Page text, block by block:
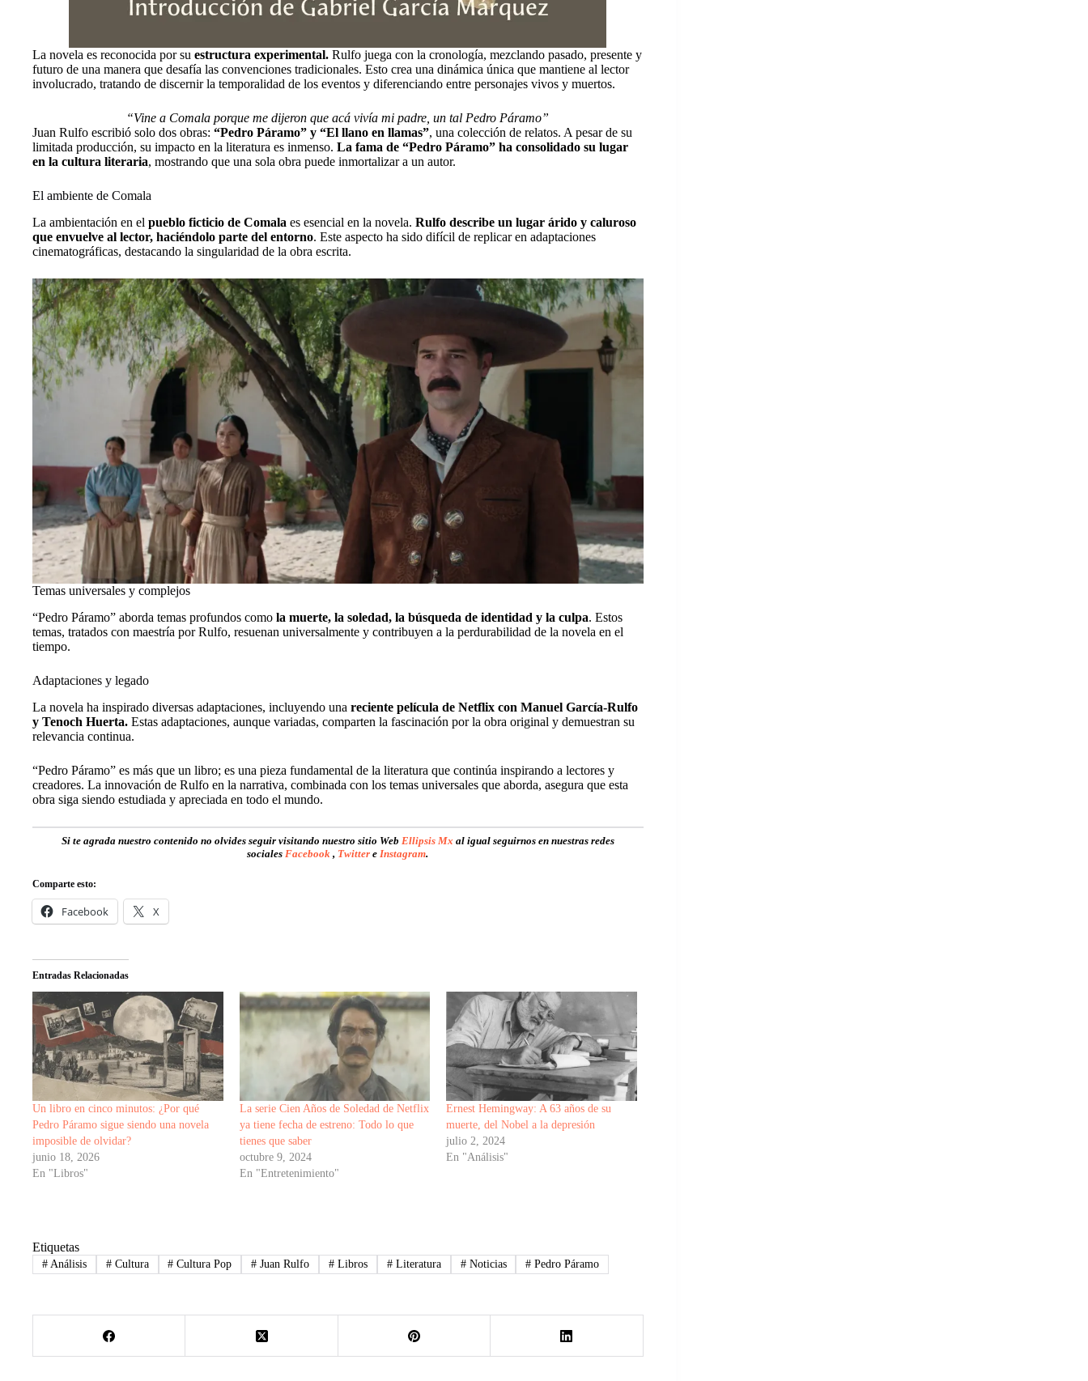
La novela es reconocida por su estructura experimental. Rulfo juega con la cronología, mezclando pasado, presente y
futuro de una manera que desafía las convenciones tradicionales. Esto crea una dinámica única que mantiene al lector
involucrado, tratando de discernir la temporalidad de los eventos y diferenciando entre personajes vivos y muertos.
“Vine a Comala porque me dijeron que acá vivía mi padre, un tal Pedro Páramo”
Juan Rulfo escribió solo dos obras: “Pedro Páramo” y “El llano en llamas”, una colección de relatos. A pesar de su
limitada producción, su impacto en la literatura es inmenso. La fama de “Pedro Páramo” ha consolidado su lugar
en la cultura literaria, mostrando que una sola obra puede inmortalizar a un autor.
El ambiente de Comala
La ambientación en el pueblo ficticio de Comala es esencial en la novela. Rulfo describe un lugar árido y caluroso
que envuelve al lector, haciéndolo parte del entorno. Este aspecto ha sido difícil de replicar en adaptaciones
cinematográficas, destacando la singularidad de la obra escrita.
Temas universales y complejos
“Pedro Páramo” aborda temas profundos como la muerte, la soledad, la búsqueda de identidad y la culpa. Estos
temas, tratados con maestría por Rulfo, resuenan universalmente y contribuyen a la perdurabilidad de la novela en el
tiempo.
Adaptaciones y legado
La novela ha inspirado diversas adaptaciones, incluyendo una reciente película de Netflix con Manuel García-Rulfo
y Tenoch Huerta. Estas adaptaciones, aunque variadas, comparten la fascinación por la obra original y demuestran su
relevancia continua.
“Pedro Páramo” es más que un libro; es una pieza fundamental de la literatura que continúa inspirando a lectores y
creadores. La innovación de Rulfo en la narrativa, combinada con los temas universales que aborda, asegura que esta
obra siga siendo estudiada y apreciada en todo el mundo.
Si te agrada nuestro contenido no olvides seguir visitando nuestro sitio Web Ellipsis Mx al igual seguirnos en nuestras redes
sociales Facebook , Twitter e Instagram.
Comparte esto:
Facebook X
Entradas Relacionadas
Un libro en cinco minutos: ¿Por qué
Pedro Páramo sigue siendo una novela
imposible de olvidar?
junio 18, 2026
En "Libros"
La serie Cien Años de Soledad de Netflix
ya tiene fecha de estreno: Todo lo que
tienes que saber
octubre 9, 2024
En "Entretenimiento"
Ernest Hemingway: A 63 años de su
muerte, del Nobel a la depresión
julio 2, 2024
En "Análisis"
Etiquetas
#Análisis #Cultura # Cultura Pop # Juan Rulfo # Libros #Literatura #Noticias # Pedro Páramo